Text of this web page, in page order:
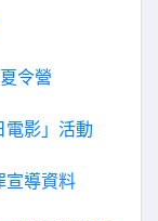
令營
電影」活動
宣導資料